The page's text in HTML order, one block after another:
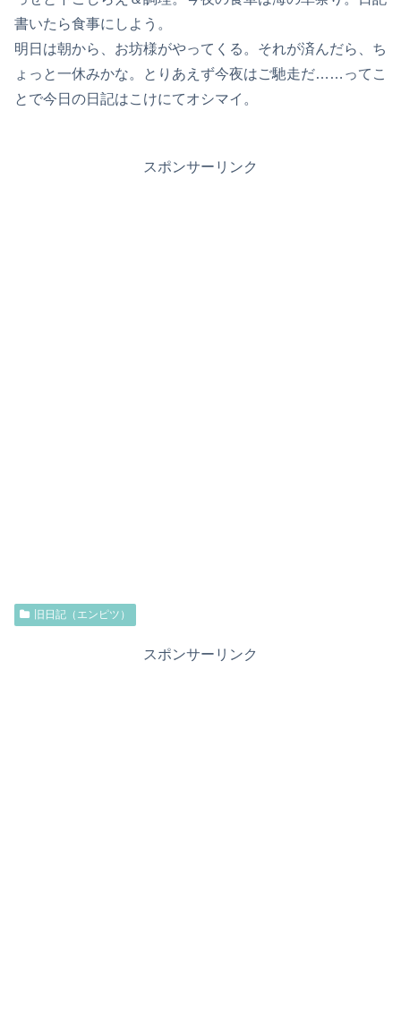
書いたら食事にしよう。
明日は朝から、お坊様がやってくる。それが済んだら、ち
ょっと一休みかな。とりあえず今夜はご馳走だ……ってこ
とで今日の日記はこけにてオシマイ。
スポンサーリンク
旧日記（エンピツ）
スポンサーリンク